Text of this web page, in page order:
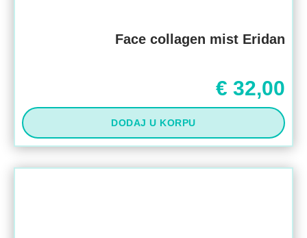
Face collagen mist Eridan
€ 32,00
DODAJ U KORPU